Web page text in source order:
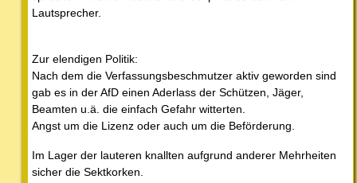
Lautsprecher.
Zur elendigen Politik:
Nach dem die Verfassungsbeschmutzer aktiv geworden sind
gab es in der AfD einen Aderlass der Schützen, Jäger,
Beamten u.ä. die einfach Gefahr witterten.
Angst um die Lizenz oder auch um die Beförderung.
Im Lager der lauteren knallten aufgrund anderer Mehrheiten
sicher die Sektkorken.